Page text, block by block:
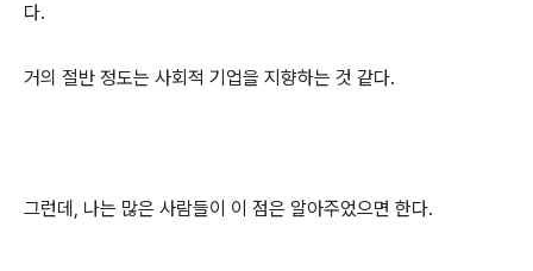
다.
거의 절반 정도는 사회적 기업을 지향하는 것 같다.
그런데, 나는 많은 사람들이 이 점은 알아주었으면 한다.